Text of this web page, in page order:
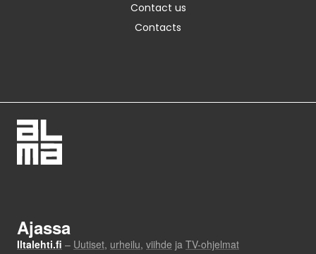
Contact us
Contacts